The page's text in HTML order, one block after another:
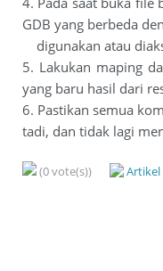
GDB yang berbeda
digunakan atau
5. Lakukan maping
yang baru hasil dari
6. Pastikan semua
tadi, dan tidak lagi
(0 vote(s))